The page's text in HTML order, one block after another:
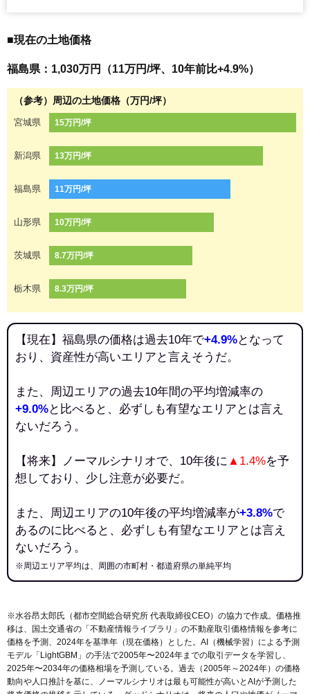
■現在の土地価格
福島県：1,030万円（11万円/坪、10年前比+4.9%）
（参考）周辺の土地価格（万円/坪）
宮城県 15万円/坪
新潟県 13万円/坪
福島県 11万円/坪
山形県 10万円/坪
茨城県 8.7万円/坪
栃木県 8.3万円/坪
【現在】福島県の価格は過去10年で+4.9%となって
おり、資産性が高いエリアと言えそうだ。
また、周辺エリアの過去10年間の平均増減率の
+9.0%と比べると、必ずしも有望なエリアとは言え
ないだろう。
【将来】ノーマルシナリオで、10年後に ▲1.4%を予
想しており、少し注意が必要だ。
また、周辺エリアの10年後の平均増減率が+3.8%で
あるのに比べると、必ずしも有望なエリアとは言え
ないだろう。
※周辺エリア平均は、周囲の市町村・都道府県の単純平均
※水谷昂太郎氏（都市空間総合研究所 代表取締役CEO）の協力で作成。価格推
移は、国土交通省の「 不動産情報ライブラリ 」の不動産取引価格情報を参考に
価格を予測、2024年を基準年（現在価格）とした。AI（機械学習）による予測
モデル「LightGBM」の手法で2005年〜2024年までの取引データを学習し、
2025年〜2034年の価格相場を予測している。過去（2005年～2024年）の価格
動向や人口推計を基に、ノーマルシナリオは最も可能性が高いとAIが予測した